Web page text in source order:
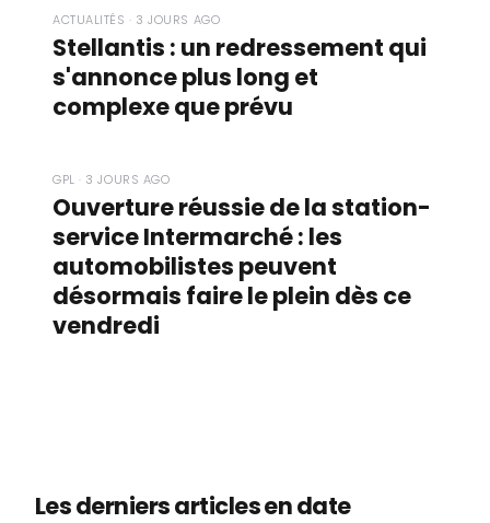
ACTUALITÉS · 3 JOURS AGO
Stellantis : un redressement qui
s'annonce plus long et
complexe que prévu
GPL · 3 JOURS AGO
Ouverture réussie de la station-
service Intermarché : les
automobilistes peuvent
désormais faire le plein dès ce
vendredi
Les derniers articles en date